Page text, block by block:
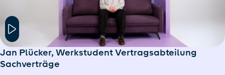
Hier klicken um das Modal Fenster zu öffnen
Jan Plücker, Werkstudent Vertragsabteilung
Sachverträge